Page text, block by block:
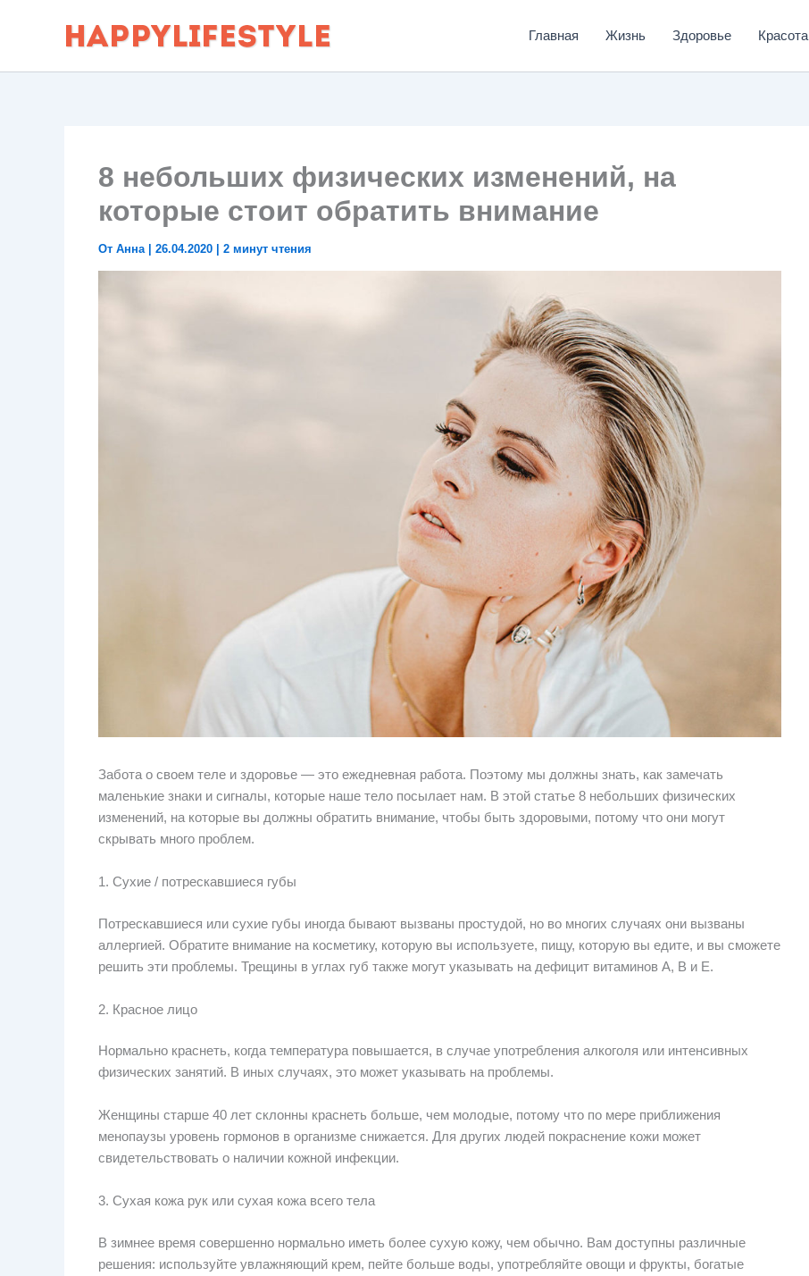
содержимому
Главная Жизнь Здоровье Красота
8 небольших физических изменений, на
которые стоит обратить внимание
От Анна | 26.04.2020 | 2 минут чтения
Забота о своем теле и здоровье — это ежедневная работа. Поэтому мы должны знать, как замечать
маленькие знаки и сигналы, которые наше тело посылает нам. В этой статье 8 небольших физических
изменений, на которые вы должны обратить внимание, чтобы быть здоровыми, потому что они могут
скрывать много проблем.
1. Сухие / потрескавшиеся губы
Потрескавшиеся или сухие губы иногда бывают вызваны простудой, но во многих случаях они вызваны
аллергией. Обратите внимание на косметику, которую вы используете, пищу, которую вы едите, и вы сможете
решить эти проблемы. Трещины в углах губ также могут указывать на дефицит витаминов А, В и Е.
2. Красное лицо
Нормально краснеть, когда температура повышается, в случае употребления алкоголя или интенсивных
физических занятий. В иных случаях, это может указывать на проблемы.
Женщины старше 40 лет склонны краснеть больше, чем молодые, потому что по мере приближения
менопаузы уровень гормонов в организме снижается. Для других людей покраснение кожи может
свидетельствовать о наличии кожной инфекции.
3. Сухая кожа рук или сухая кожа всего тела
В зимнее время совершенно нормально иметь более сухую кожу, чем обычно. Вам доступны различные
решения: используйте увлажняющий крем, пейте больше воды, употребляйте овощи и фрукты, богатые